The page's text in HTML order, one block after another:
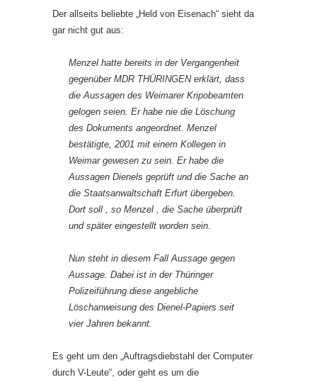
Der allseits beliebte „Held von Eisenach“ sieht da
gar nicht gut aus:
Menzel hatte bereits in der Vergangenheit
gegenüber MDR THÜRINGEN erklärt, dass
die Aussagen des Weimarer Kripobeamten
gelogen seien. Er habe nie die Löschung
des Dokuments angeordnet. Menzel
bestätigte, 2001 mit einem Kollegen in
Weimar gewesen zu sein. Er habe die
Aussagen Dienels geprüft und die Sache an
die Staatsanwaltschaft Erfurt übergeben.
Dort soll , so Menzel , die Sache überprüft
und später eingestellt worden sein.
Nun steht in diesem Fall Aussage gegen
Aussage. Dabei ist in der Thüringer
Polizeiführung diese angebliche
Löschanweisung des Dienel-Papiers seit
vier Jahren bekannt.
Es geht um den „Auftragsdiebstahl der Computer
durch V-Leute“, oder geht es um die